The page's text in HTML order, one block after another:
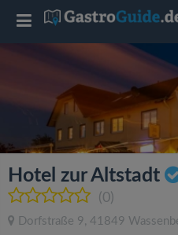
Hotel zur Altstadt
(0)
Dorfstraße 9, 41849
T
g
l
e